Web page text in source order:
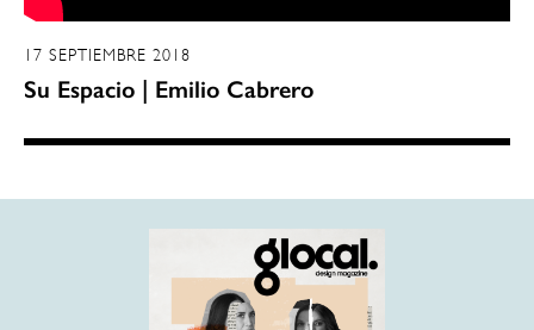
17 SEPTIEMBRE 2018
Su Espacio | Emilio Cabrero